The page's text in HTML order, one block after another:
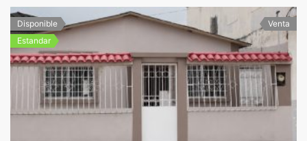
Disponible
Estandar
Venta